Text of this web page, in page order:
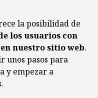
la posibilidad de
los usuarios con
nuestro sitio web.
unos pasos para
y empezar a